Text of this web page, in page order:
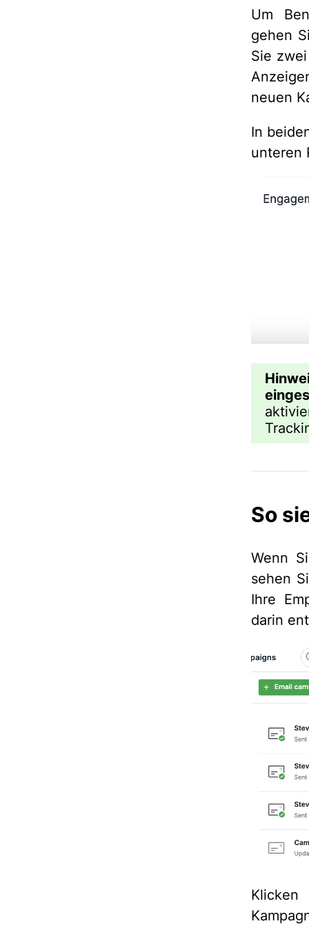
Um
gehen
Sie
neuen
In
unteren
So
Wenn
sehen
Ihre
darin